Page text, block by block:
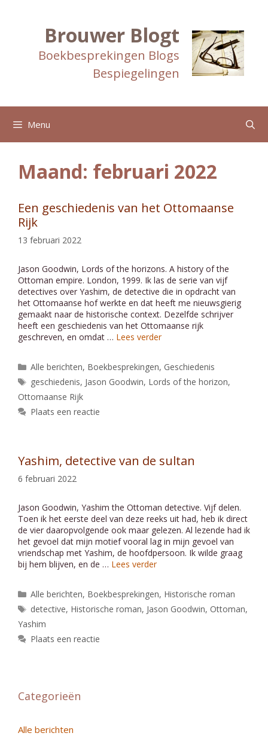
Brouwer Blogt
Boekbesprekingen Blogs
Bespiegelingen
Menu
Maand: februari 2022
Een geschiedenis van het Ottomaanse
Rijk
13 februari 2022
Jason Goodwin, Lords of the horizons. A history of the
Ottoman empire. London, 1999. Ik las de serie van vijf
detectives over Yashim, de detective die in opdracht van
het Ottomaanse hof werkte en dat heeft me nieuwsgierig
gemaakt naar de historische context. Dezelfde schrijver
heeft een geschiedenis van het Ottomaanse rijk
geschreven, en omdat … Lees verder
Categorieën
Alle berichten, Boekbesprekingen, Geschiedenis
Tags
geschiedenis, Jason Goodwin, Lords of the horizon,
Ottomaanse Rijk
Plaats een reactie
Yashim, detective van de sultan
6 februari 2022
Jason Goodwin, Yashim the Ottoman detective. Vijf delen.
Toen ik het eerste deel van deze reeks uit had, heb ik direct
de vier daaropvolgende ook maar gelezen. Al lezende had ik
het gevoel dat mijn motief vooral lag in mijn gevoel van
vriendschap met Yashim, de hoofdpersoon. Ik wilde graag
bij hem blijven, en de … Lees verder
Categorieën
Alle berichten, Boekbesprekingen, Historische roman
Tags
detective, Historische roman, Jason Goodwin,Ottoman,
Yashim
Plaats een reactie
Categorieën
Alle berichten